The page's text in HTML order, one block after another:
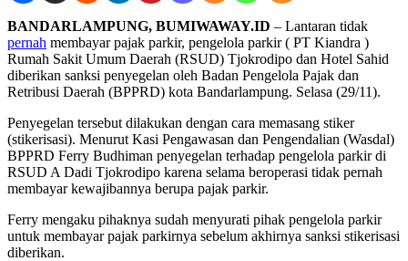
BANDARLAMPUNG, BUMIWAWAY.ID – Lantaran tidak
pernah membayar pajak parkir, pengelola parkir ( PT Kiandra )
Rumah Sakit Umum Daerah (RSUD) Tjokrodipo dan Hotel Sahid
diberikan sanksi penyegelan oleh Badan Pengelola Pajak dan
Retribusi Daerah (BPPRD) kota Bandarlampung. Selasa (29/11).
Penyegelan tersebut dilakukan dengan cara memasang stiker
(stikerisasi). Menurut Kasi Pengawasan dan Pengendalian (Wasdal)
BPPRD Ferry Budhiman penyegelan terhadap pengelola parkir di
RSUD A Dadi Tjokrodipo karena selama beroperasi tidak pernah
membayar kewajibannya berupa pajak parkir.
Ferry mengaku pihaknya sudah menyurati pihak pengelola parkir
untuk membayar pajak parkirnya sebelum akhirnya sanksi stikerisasi
diberikan.